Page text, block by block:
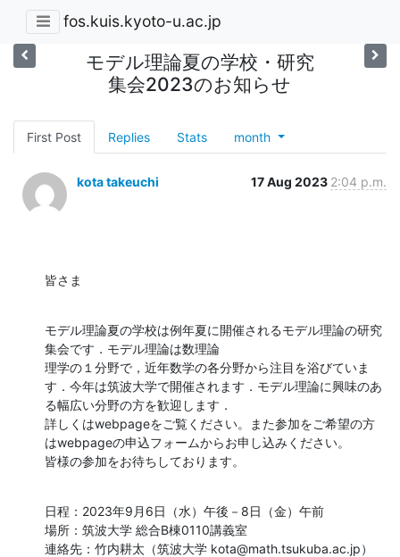
fos.kuis.kyoto-u.ac.jp
モデル理論夏の学校・研究
集会2023のお知らせ
First Post Replies Stats month
kota takeuchi 17 Aug 2023 2:04 p.m.
皆さま
モデル理論夏の学校は例年夏に開催されるモデル理論の研究
集会です．モデル理論は数理論
理学の１分野で，近年数学の各分野から注目を浴びていま
す．今年は筑波大学で開催されます．モデル理論に興味のあ
る幅広い分野の方を歓迎します．
詳しくはwebpageをご覧ください。また参加をご希望の方
はwebpageの申込フォームからお申し込みください。
皆様の参加をお待ちしております。
日程：2023年9月6日（水）午後－8日（金）午前
場所：筑波大学 総合B棟0110講義室
連絡先：竹内耕太（筑波大学 kota@math.tsukuba.ac.jp）